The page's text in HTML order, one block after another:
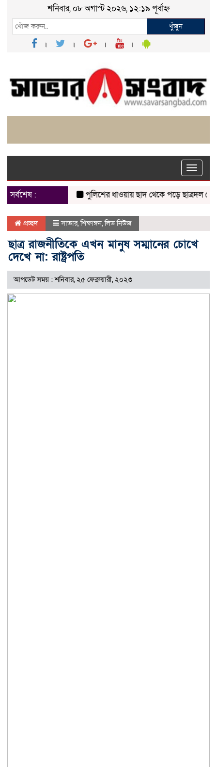
শনিবার, ০৮ অগাস্ট ২০২৬, ১২:১৯ পূর্বাহ্ন
খুঁজুন
Toggle
সর্বশেষ :
পুলিশের ধাওয়ায় ছাদ থেকে পড়ে ছাত্রদল নেতা
প্রচ্ছদ সাভার,শিক্ষাঙ্গন,লিড নিউজ
ছাত্র রাজনীতিকে এখন মানুষ সম্মানের চোখে
দেখে না: রাষ্ট্রপতি
আপডেট সময় : শনিবার, ২৫ ফেব্রুয়ারী, ২০২৩